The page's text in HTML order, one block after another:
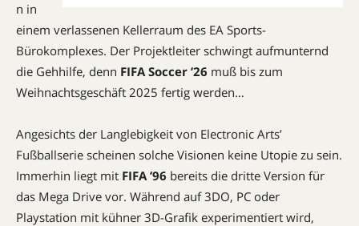
n in
einem verlassenen Kellerraum des EA Sports-
Bürokomplexes. Der Projektleiter schwingt aufmunternd
die Gehhilfe, denn FIFA Soccer ’26 muß bis zum
Weihnachtsgeschäft 2025 fertig werden…
Angesichts der Langlebigkeit von Electronic Arts’
Fußballserie scheinen solche Visionen keine Utopie zu sein.
Immerhin liegt mit FIFA ’96 bereits die dritte Version für
das Mega Drive vor. Während auf 3DO, PC oder
Playstation mit kühner 3D-Grafik experimentiert wird,